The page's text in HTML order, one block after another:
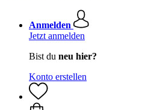
Anmelden
Jetzt anmelden
Bist du neu hier?
Konto erstellen